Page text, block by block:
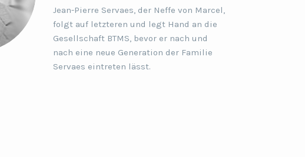
Jean-Pierre Servaes, der Neffe von Marcel,
folgt auf letzteren und legt Hand an die
Gesellschaft BTMS, bevor er nach und
nach eine neue Generation der Familie
Servaes eintreten lässt.